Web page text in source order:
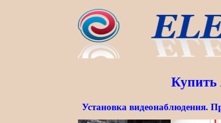
Купить
Установка видеонаблюдения.